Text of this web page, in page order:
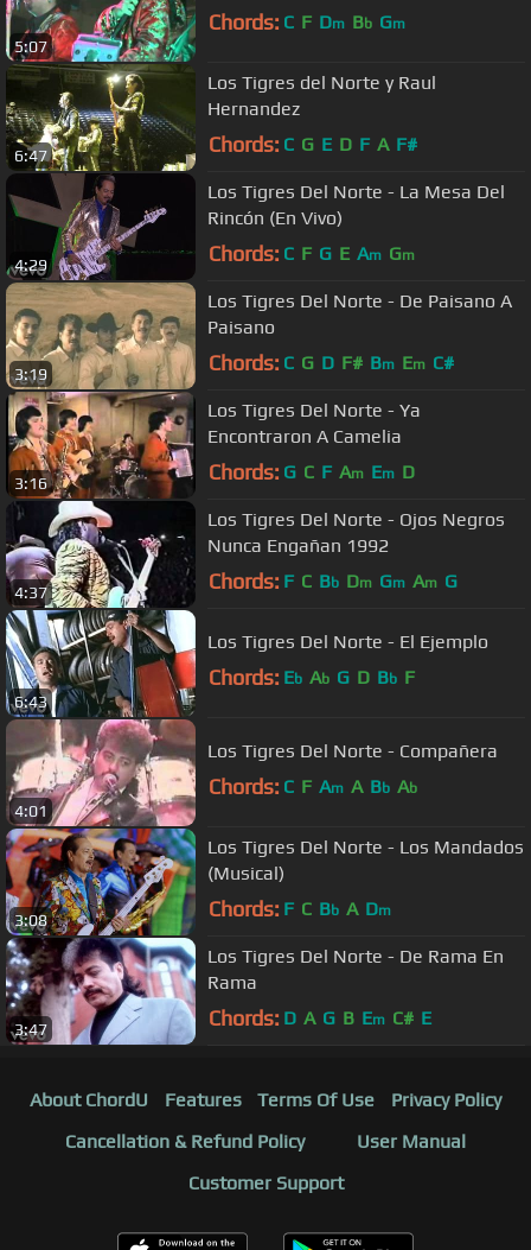
5:07
Chords: C F Dm Bb Gm
6:47
Los Tigres del Norte y Raul
Hernandez
Chords: C G E D F A F#
4:29
Los Tigres Del Norte - La Mesa Del
Rincón (En Vivo)
Chords: C F G E Am Gm
3:19
Los Tigres Del Norte - De Paisano A
Paisano
Chords: C G D F# Bm Em C#
3:16
Los Tigres Del Norte - Ya
Encontraron A Camelia
Chords: G C F Am Em D
4:37
Los Tigres Del Norte - Ojos Negros
Nunca Engañan 1992
Chords: F C Bb Dm Gm Am G
6:43
Los Tigres Del Norte - El Ejemplo
Chords: Eb Ab G D Bb F
4:01
Los Tigres Del Norte - Compañera
Chords: C F Am A Bb Ab
3:08
Los Tigres Del Norte - Los Mandados
(Musical)
Chords: F C Bb A Dm
3:47
Los Tigres Del Norte - De Rama En
Rama
Chords: D A G B Em C# E
About ChordU Features Terms Of Use
Privacy Policy
Cancellation & Refund Policy
User Manual
Customer Support